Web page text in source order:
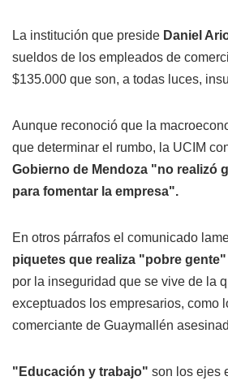
La institución que preside Daniel
sueldos de los empleados de
$135.000 que son, a todas luces,
Aunque reconoció que la
que determinar el rumbo, la UCIM
Gobierno de Mendoza "no realizó
para fomentar la empresa".
En otros párrafos el comunicado
piquetes que realiza "pobre gente"
por la inseguridad que se vive de la
exceptuados los empresarios, como
comerciante de Guaymallén
"Educación y trabajo" son los ejes